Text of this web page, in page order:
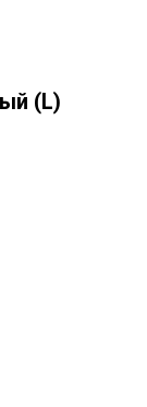
(L)